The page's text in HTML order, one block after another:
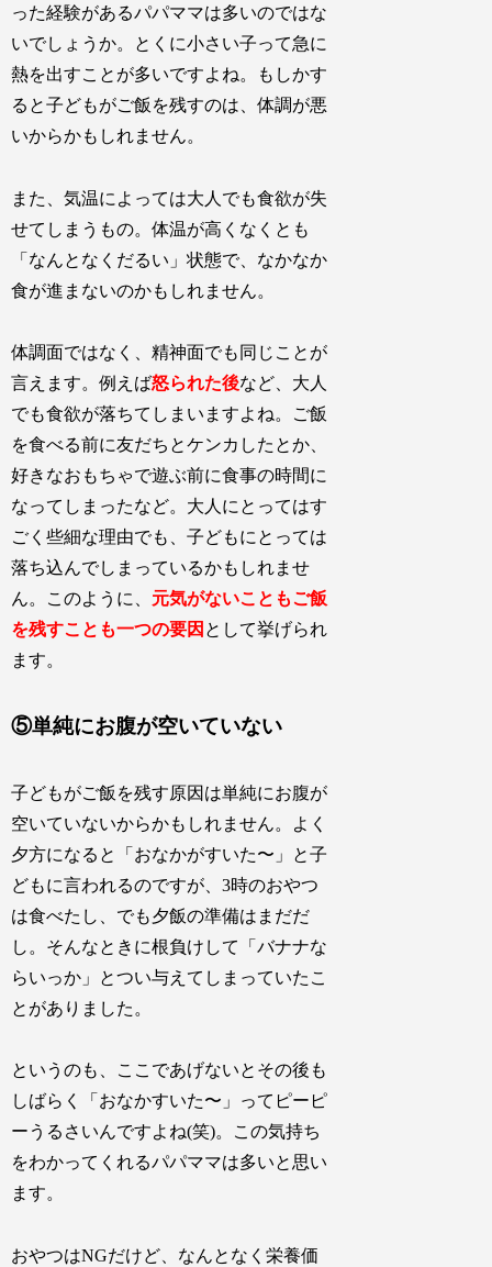
った経験があるパパママは多いのではな
いでしょうか。とくに小さい子って急に
熱を出すことが多いですよね。もしかす
ると子どもがご飯を残すのは、体調が悪
いからかもしれません。
また、気温によっては大人でも食欲が失
せてしまうもの。体温が高くなくとも
「なんとなくだるい」状態で、なかなか
食が進まないのかもしれません。
体調面ではなく、精神面でも同じことが
言えます。例えば怒られた後など、大人
でも食欲が落ちてしまいますよね。ご飯
を食べる前に友だちとケンカしたとか、
好きなおもちゃで遊ぶ前に食事の時間に
なってしまったなど。大人にとってはす
ごく些細な理由でも、子どもにとっては
落ち込んでしまっているかもしれませ
ん。このように、 元気がないこともご飯
を残すことも一つの要因 として挙げられ
ます。
⑤単純にお腹が空いていない
子どもがご飯を残す原因は単純にお腹が
空いていないからかもしれません。よく
夕方になると「おなかがすいた〜」と子
どもに言われるのですが、3時のおやつ
は食べたし、でも夕飯の準備はまだだ
し。そんなときに根負けして「バナナな
らいっか」とつい与えてしまっていたこ
とがありました。
というのも、ここであげないとその後も
しばらく「おなかすいた〜」ってピーピ
ーうるさいんですよね(笑)。この気持ち
をわかってくれるパパママは多いと思い
ます。
おやつはNGだけど、なんとなく栄養価